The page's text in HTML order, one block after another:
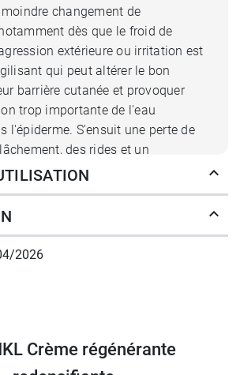
changement de
dès que le froid de
extérieure ou irritation est
qui peut altérer le bon
barrière cutanée et provoquer
trop importante de l'eau
l'épiderme. S'ensuit une perte de
des rides et un
confère à la peau de l'inconfort.
pour la revitaliser et lui
la crème
MKLs'appuie sur lemiel de
gelée royale bio
2026
Crème régénérante